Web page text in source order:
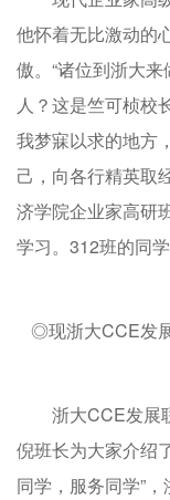
他怀着无比激动的
傲。“诸位到浙大
人？这是竺可桢校
我梦寐以求的地方
己，向各行精英取
济学院企业家高研
学习。312班的同
◎现浙大CCE发
浙大CCE发展联
倪班长为大家介绍
同学，服务同学”